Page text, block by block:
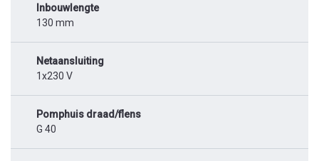
Inbouwlengte
130 mm
Netaansluiting
1x230 V
Pomphuis draad/flens
G 40